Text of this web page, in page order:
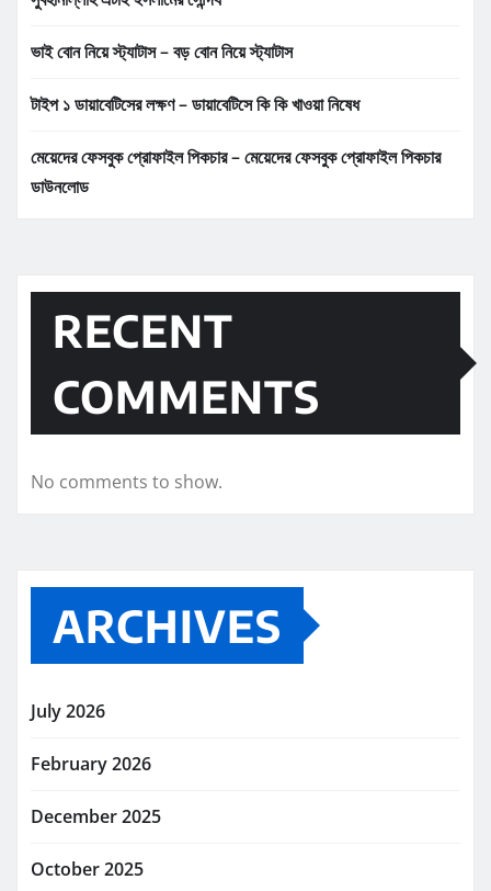
ভাই বোন নিয়ে স্ট্যাটাস – বড় বোন নিয়ে স্ট্যাটাস
টাইপ ১ ডায়াবেটিসের লক্ষণ – ডায়াবেটিসে কি কি খাওয়া নিষেধ
মেয়েদের ফেসবুক প্রোফাইল পিকচার – মেয়েদের ফেসবুক প্রোফাইল পিকচার
ডাউনলোড
RECENT
COMMENTS
No comments to show.
ARCHIVES
July 2026
February 2026
December 2025
October 2025